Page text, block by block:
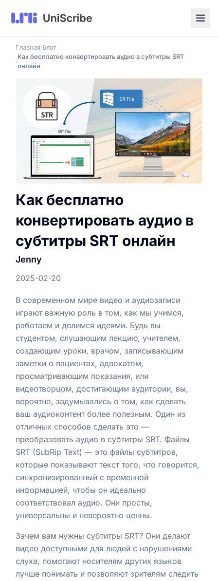
Главная/Блог
/
Как бесплатно конвертировать аудио в субтитры SRT
онлайн
Как бесплатно
конвертировать аудио в
субтитры SRT онлайн
Jenny
2025-02-20
В современном мире видео и аудиозаписи
играют важную роль в том, как мы учимся,
работаем и делимся идеями. Будь вы
студентом, слушающим лекцию, учителем,
создающим уроки, врачом, записывающим
заметки о пациентах, адвокатом,
просматривающим показания, или
видеотворцом, достигающим аудитории, вы,
вероятно, задумывались о том, как сделать
ваш аудиоконтент более полезным. Один из
отличных способов сделать это —
преобразовать аудио в субтитры SRT. Файлы
SRT (SubRip Text) — это файлы субтитров,
которые показывают текст того, что говорится,
синхронизированный с временной
информацией, чтобы он идеально
соответствовал аудио. Они просты,
универсальны и невероятно ценны.
Зачем вам нужны субтитры SRT? Они делают
видео доступными для людей с нарушениями
слуха, помогают носителям других языков
лучше понимать и позволяют зрителям следить